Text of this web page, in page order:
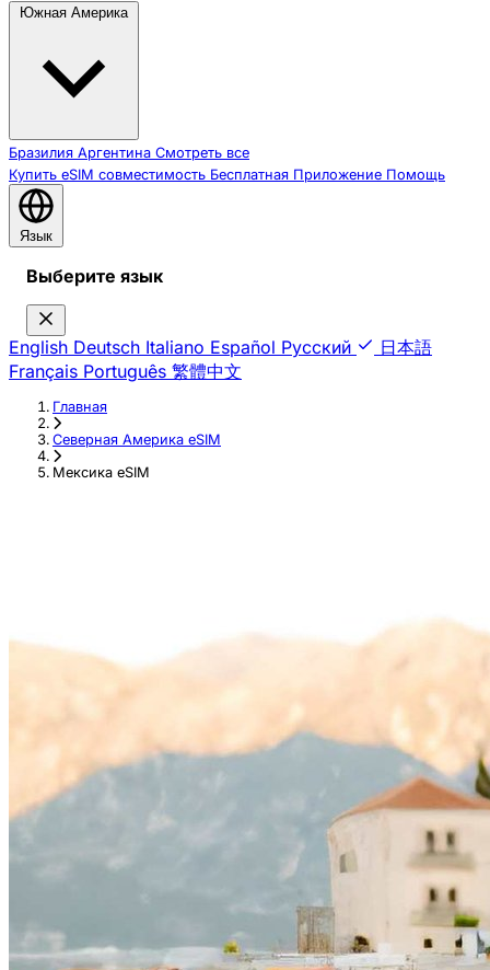
Южная Америка
Бразилия Аргентина Смотреть все
Купить eSIM совместимость Бесплатная Приложение Помощь
Язык
Выберите язык
English Deutsch Italiano Español Русский
日本語
Français Português 繁體中文
Главная
›
Северная Америка eSIM
›
Мексика eSIM